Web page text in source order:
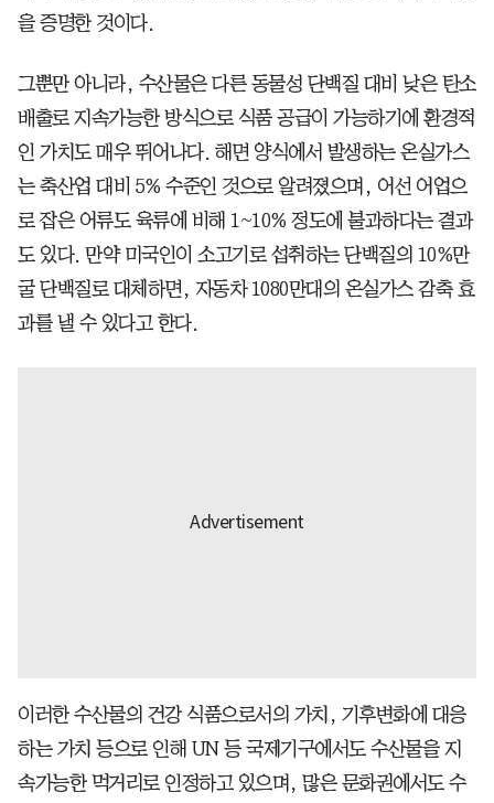
을 증명한 것이다.
그뿐만 아니라, 수산물은 다른 동물성 단백질 대비 낮은 탄소
배출로 지속가능한 방식으로 식품 공급이 가능하기에 환경적
인 가치도 매우 뛰어나다. 해면 양식에서 발생하는 온실가스
는 축산업 대비 5% 수준인 것으로 알려졌으며, 어선 어업으
로 잡은 어류도 육류에 비해 1~10% 정도에 불과하다는 결과
도 있다. 만약 미국인이 소고기로 섭취하는 단백질의 10%만
굴 단백질로 대체하면, 자동차 1080만대의 온실가스 감축 효
과를 낼 수 있다고 한다.
이러한 수산물의 건강 식품으로서의 가치, 기후변화에 대응
하는 가치 등으로 인해 UN 등 국제기구에서도 수산물을 지
속가능한 먹거리로 인정하고 있으며, 많은 문화권에서도 수